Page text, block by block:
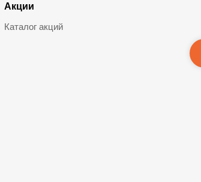
Акции
Каталог акций